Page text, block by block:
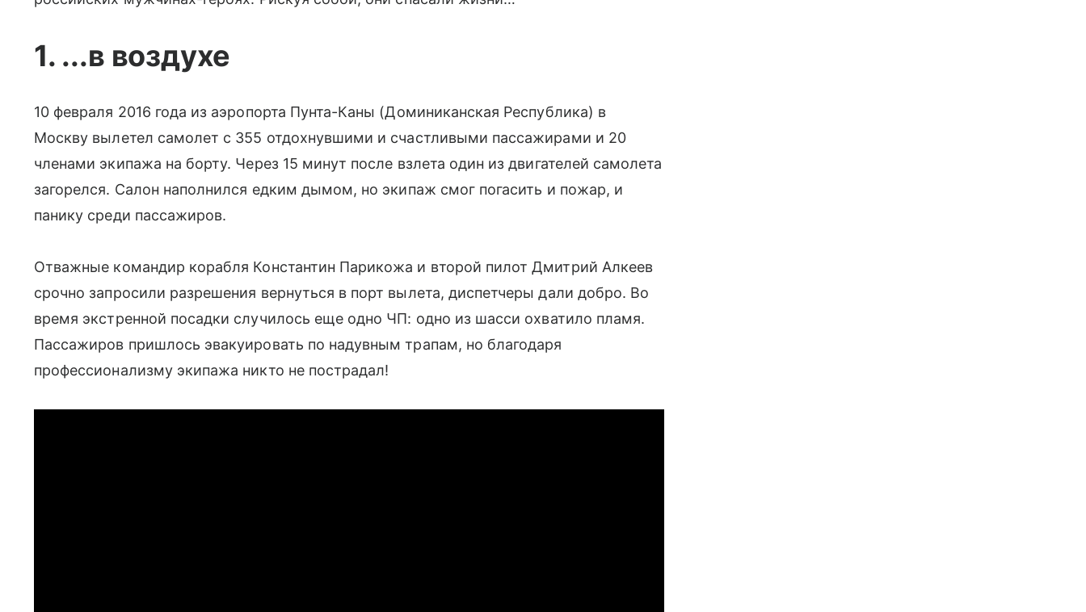
1. ...в воздухе
10 февраля 2016 года из аэропорта Пунта-Каны (Доминиканская Республика) в
Москву вылетел самолет с 355 отдохнувшими и счастливыми пассажирами и 20
членами экипажа на борту. Через 15 минут после взлета один из двигателей самолета
загорелся. Салон наполнился едким дымом, но экипаж смог погасить и пожар, и
панику среди пассажиров.
Отважные командир корабля Константин Парикожа и второй пилот Дмитрий Алкеев
срочно запросили разрешения вернуться в порт вылета, диспетчеры дали добро. Во
время экстренной посадки случилось еще одно ЧП: одно из шасси охватило пламя.
Пассажиров пришлось эвакуировать по надувным трапам, но благодаря
профессионализму экипажа никто не пострадал!